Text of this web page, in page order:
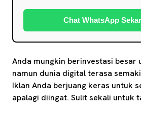
Chat WhatsApp
Anda mungkin berinvestasi besar
namun dunia digital terasa
Iklan Anda berjuang keras untuk
apalagi diingat. Sulit sekali untuk